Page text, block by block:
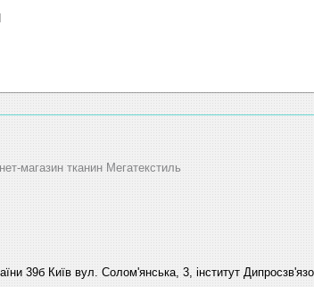
магазин тканин Мегатекстиль
39б Київ вул. Солом'янська, 3, інститут